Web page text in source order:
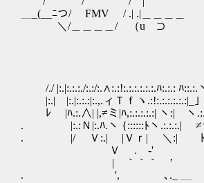
＿_(__ﾆつ/ FMV / .| .|＿＿＿＿
＼/＿＿＿＿/ （u ⊃
/./ |:.|:.:.:./:.:/:.∧:.:!:.:.:.:.:.:.ﾊ:.:.: ﾊ::.:.
|:.| |:.|:.:.:|:.,.ィＴｆヽ.:!:.:.:.:.:.:|_｣
ﾚ |ﾊ.:.∧| |,≠ミ|ﾊ,:.:.:.:.:| ヽ:| ヽ.:.`ﾄ
. |:.:Ｎ|:.ﾊ.ヽ {::::::ﾄヽ.:.:.:.| ≠テ
. |/ Ｖ:.| |Ｖｒ| ＼:| ﾄﾊ:::ｒ }
Ｖ .ゝ‐' ∨こｿ !.:.:.:| ヽ
| ｀｀｀ ’ ' ' '｀
. ', ､._ ＿ |/